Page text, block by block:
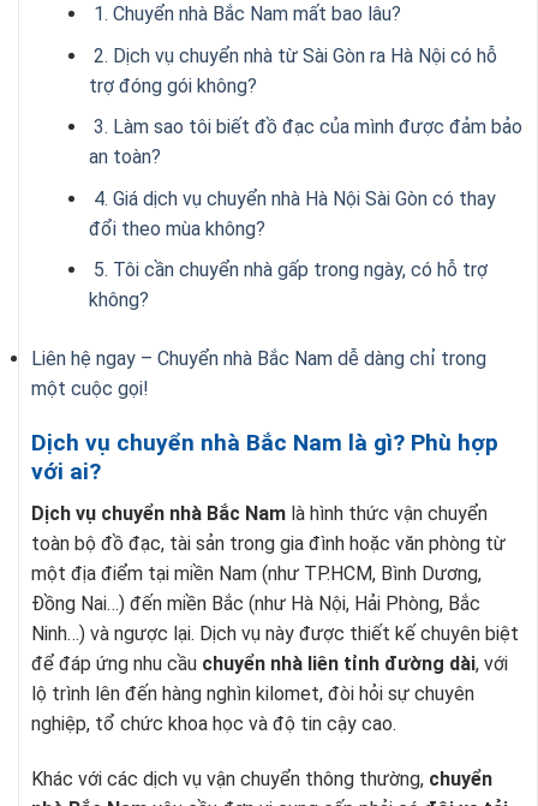
1. Chuyển nhà Bắc Nam mất bao lâu?
2. Dịch vụ chuyển nhà từ Sài Gòn ra Hà Nội có hỗ
trợ đóng gói không?
3. Làm sao tôi biết đồ đạc của mình được đảm bảo
an toàn?
4. Giá dịch vụ chuyển nhà Hà Nội Sài Gòn có thay
đổi theo mùa không?
5. Tôi cần chuyển nhà gấp trong ngày, có hỗ trợ
không?
Liên hệ ngay – Chuyển nhà Bắc Nam dễ dàng chỉ trong
một cuộc gọi!
Dịch vụ chuyển nhà Bắc Nam là gì? Phù hợp
với ai?
Dịch vụ chuyển nhà Bắc Nam là hình thức vận chuyển
toàn bộ đồ đạc, tài sản trong gia đình hoặc văn phòng từ
một địa điểm tại miền Nam (như TP.HCM, Bình Dương,
Đồng Nai…) đến miền Bắc (như Hà Nội, Hải Phòng, Bắc
Ninh…) và ngược lại. Dịch vụ này được thiết kế chuyên biệt
để đáp ứng nhu cầu chuyển nhà liên tỉnh đường dài, với
lộ trình lên đến hàng nghìn kilomet, đòi hỏi sự chuyên
nghiệp, tổ chức khoa học và độ tin cậy cao.
Khác với các dịch vụ vận chuyển thông thường, chuyển